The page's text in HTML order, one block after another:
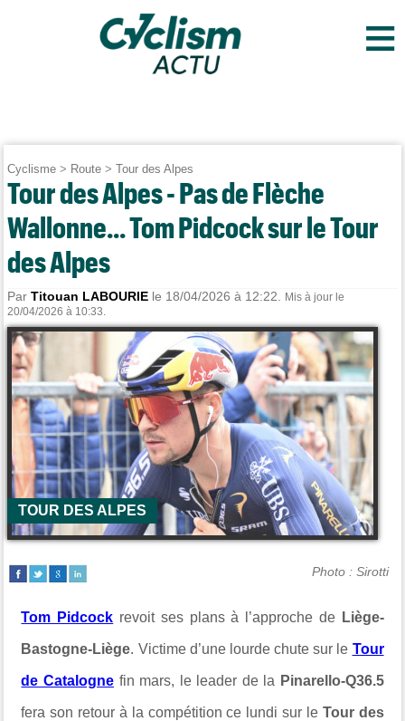
≡
Cyclisme > Route >Tour des Alpes
Tour des Alpes - Pas de Flèche
Wallonne... Tom Pidcock sur le Tour
des Alpes
ParTitouan LABOURIE le 18/04/2026 à 12:22.
Mis à jour le
20/04/2026 à 10:33.
TOUR DES ALPES
Photo : Sirotti
Tom Pidcock revoit ses plans à l’approche de Liège-
Bastogne-Liège. Victime d’une lourde chute sur le Tour
de Catalogne fin mars, le leader de la Pinarello-Q36.5
fera son retour à la compétition ce lundi sur le Tour des